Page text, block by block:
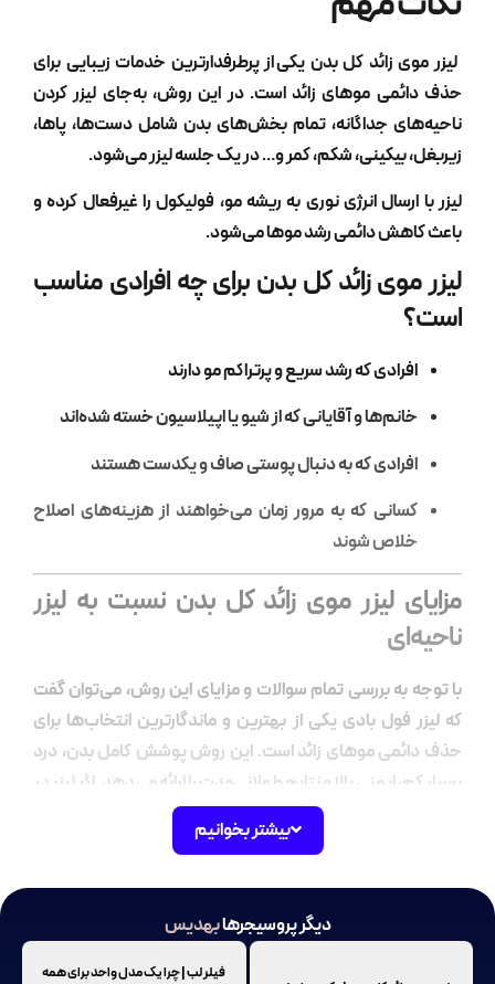
لیزر موی زائد کل بدنیکی از پرطرفدارترین خدمات زیبایی برای
حذف دائمی موهای زائد است. در این روش، به‌جای لیزر کردن
ناحیه‌های جداگانه، تمام بخش‌های بدن شامل دست‌ها، پاها،
زیربغل، بیکینی، شکم، کمر و… در یک جلسه لیزر می‌شود.
لیزر با ارسال انرژی نوری به ریشه مو، فولیکول را غیرفعال کرده و
باعث کاهش دائمی رشد موها می‌شود.
لیزر موی زائد کل بدن برای چه افرادی مناسب
است؟
افرادی که رشد سریع و پرتراکم مو دارند
خانم‌ها و آقایانی که از شیو یا اپیلاسیون خسته شده‌اند
افرادی که به دنبال پوستی صاف و یکدست هستند
کسانی که به مرور زمان می‌خواهند از هزینه‌های اصلاح
خلاص شوند
مزایای لیزر موی زائد کل بدن نسبت به لیزر
ناحیه‌ای
با توجه به بررسی تمام سوالات و مزایای این روش، می‌توان گفت
که لیزر فول بادی یکی از بهترین و ماندگارترین انتخاب‌ها برای
حذف دائمی موهای زائد است. این روش پوشش کامل بدن، درد
بسیار کم، ایمنی بالا و نتایج طولانی‌مدت را ارائه می‌دهد. اگر لیزر در
یک مرکز معتبر مثل کلینیک بهدیس انجام شود، فرد بدون نگرانی
می‌تواند از پوستی صاف، روشن و بدون مو لذت ببرد. این روش
۱. نتیجه یکپارچه و همزمان
بیشتر بخوانیم
دیگر پروسیجرهابهدیس
فیلر لب | چرا یک مدل واحد برای همه